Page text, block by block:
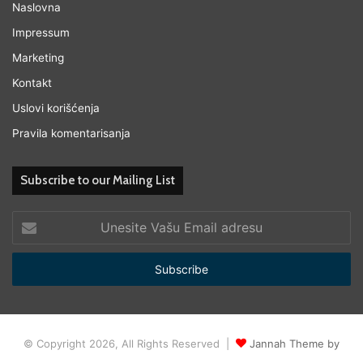
Naslovna
Impressum
Marketing
Kontakt
Uslovi korišćenja
Pravila komentarisanja
Subscribe to our Mailing List
Unesite
Vašu
Email
© Copyright 2026, All Rights Reserved | Jannah Theme by